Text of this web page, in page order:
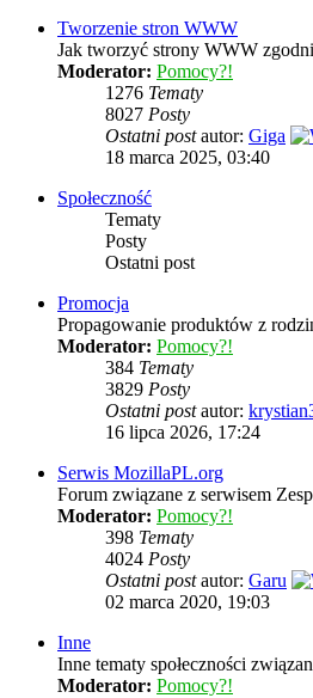
Tworzenie stron WWW
Jak tworzyć strony WWW
Moderator: Pomocy?!
1276 Tematy
8027 Posty
Ostatni postautor: Giga
18 marca 2025, 03:40
Społeczność
Tematy
Posty
Ostatni post
Promocja
Propagowanie produktów z
Moderator: Pomocy?!
384 Tematy
3829 Posty
Ostatni postautor:
16 lipca 2026, 17:24
Serwis MozillaPL.org
Forum związane z serwisem
Moderator: Pomocy?!
398 Tematy
4024 Posty
Ostatni postautor: Garu
02 marca 2020, 19:03
Inne
Inne tematy społeczności
Moderator: Pomocy?!